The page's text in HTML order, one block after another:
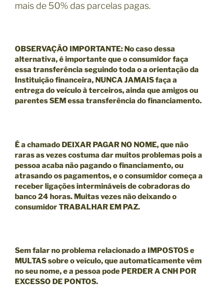
mais de 50% das parcelas pagas.
OBSERVAÇÃO IMPORTANTE: No caso dessa
alternativa, é importante que o consumidor faça
essa transferência seguindo toda o a orientação da
Instituição financeira, NUNCA JAMAIS faça a
entrega do veículo à terceiros, ainda que amigos ou
parentes SEM essa transferência do financiamento.
É a chamado DEIXAR PAGAR NO NOME,que não
raras as vezes costuma dar muitos problemas pois a
pessoa acaba não pagando o financiamento, ou
atrasando os pagamentos, e o consumidor começa a
receber ligações intermináveis de cobradoras do
banco 24 horas. Muitas vezes não deixando o
consumidor TRABALHAR EM PAZ.
Sem falar no problema relacionado a IMPOSTOS e
MULTAS sobre o veículo, que automaticamente vêm
no seu nome, e a pessoa pode PERDER A CNH POR
EXCESSO DE PONTOS.